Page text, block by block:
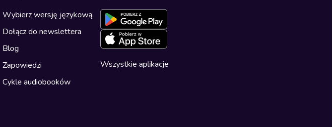
Wybierz wersję językową
Dołącz do newslettera
Blog
Zapowiedzi
Cykle audiobooków
Wszystkie aplikacje